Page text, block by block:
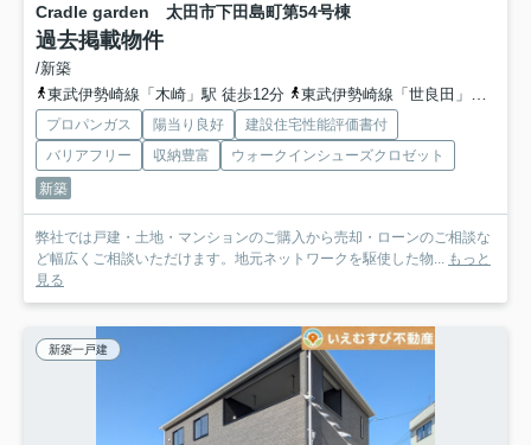
Cradle garden 太田市下田島町第54号棟
過去掲載物件
/新築
東武伊勢崎線「木崎」駅 徒歩12分
東武伊勢崎線「世良田」駅 徒歩46分
プロパンガス 陽当り良好
建設住宅性能評価書付
バリアフリー
収納豊富
ウォークインシューズクロゼット
新築
弊社では戸建・土地・マンションのご購入から売却・ローンのご相談な
ど幅広くご相談いただけます。地元ネットワークを駆使した物... もっと
見る
新築一戸建